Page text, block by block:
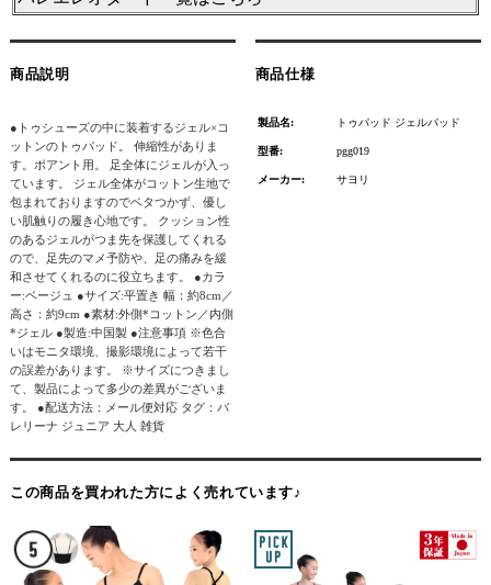
商品説明
●トゥシューズの中に装着するジェル×コ
ットンのトゥパッド。 伸縮性がありま
す。ポアント用。 足全体にジェルが入っ
ています。 ジェル全体がコットン生地で
包まれておりますのでベタつかず、優し
い肌触りの履き心地です。 クッション性
のあるジェルがつま先を保護してくれる
ので、足先のマメ予防や、足の痛みを緩
和させてくれるのに役立ちます。 ●カラ
ー:ベージュ ●サイズ:平置き 幅：約8cm／
高さ：約9cm ●素材:外側*コットン／内側
*ジェル ●製造:中国製 ●注意事項 ※色合
いはモニタ環境、撮影環境によって若干
の誤差があります。 ※サイズにつきまし
て、製品によって多少の差異がございま
す。 ●配送方法：メール便対応 タグ：バ
レリーナ ジュニア 大人 雑貨
商品仕様
製品名: トゥパッド ジェルパッド
型番: pgg019
メーカー: サヨリ
この商品を買われた方によく売れています♪